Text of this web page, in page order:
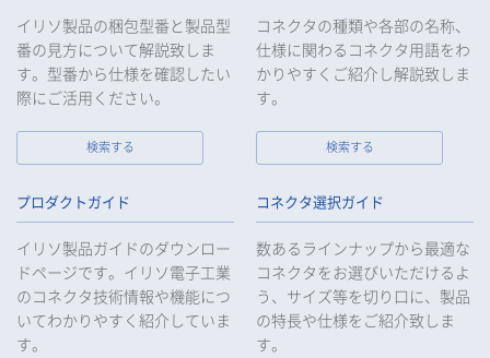
イリソ製品の梱包型番と製品型
番の見方について解説致しま
す。型番から仕様を確認したい
際にご活用ください。
検索する
コネクタの種類や各部の名称、
仕様に関わるコネクタ用語をわ
かりやすくご紹介し解説致しま
す。
検索する
プロダクトガイド
イリソ製品ガイドのダウンロー
ドページです。イリソ電子工業
のコネクタ技術情報や機能につ
いてわかりやすく紹介していま
す。
コネクタ選択ガイド
数あるラインナップから最適な
コネクタをお選びいただけるよ
う、サイズ等を切り口に、製品
の特長や仕様をご紹介致しま
す。